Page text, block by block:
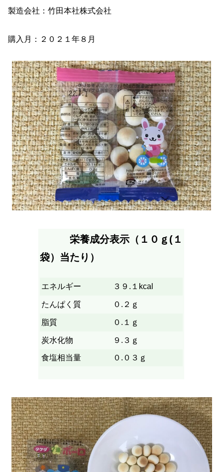
製造会社：竹田本社株式会社
購入月：２０２１年８月
栄養成分表示（１０ｇ(１
袋）当たり）
エネルギー ３９.１kcal
たんぱく質 ０.２ｇ
脂質 ０.１ｇ
炭水化物 ９.３ｇ
食塩相当量 ０.０３ｇ